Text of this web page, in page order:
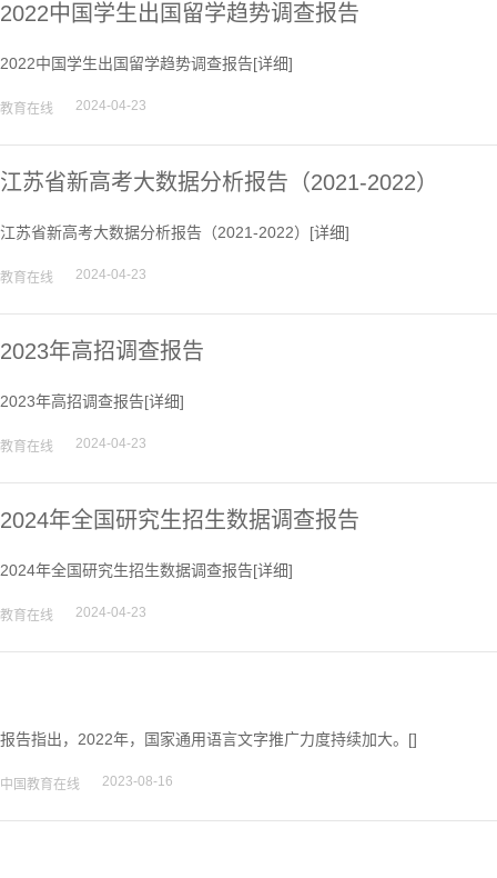
2022中国学生出国留学趋势调查报告
2022中国学生出国留学趋势调查报告[详细]
教育在线 2024-04-23
江苏省新高考大数据分析报告（2021-2022）
江苏省新高考大数据分析报告（2021-2022）[详细]
教育在线 2024-04-23
2023年高招调查报告
2023年高招调查报告[详细]
教育在线 2024-04-23
2024年全国研究生招生数据调查报告
2024年全国研究生招生数据调查报告[详细]
教育在线 2024-04-23
报告指出，2022年，国家通用语言文字推广力度持续加大。[]
中国教育在线 2023-08-16